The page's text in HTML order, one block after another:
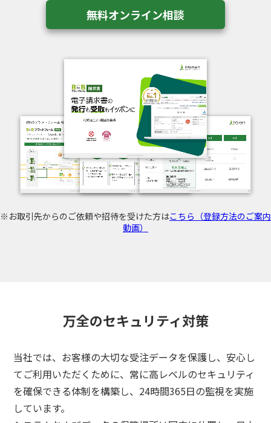
無料オンライン相談
※お取引先からのご依頼や招待を受けた方はこちら（登録方法のご案内
動画）
万全のセキュリティ対策
当社では、お客様の大切な受注データを保護し、安心し
てご利用いただくために、 常に高レベルのセキュリティ
を確保できる体制を構築し、24時間365日の監視を実施
しています。